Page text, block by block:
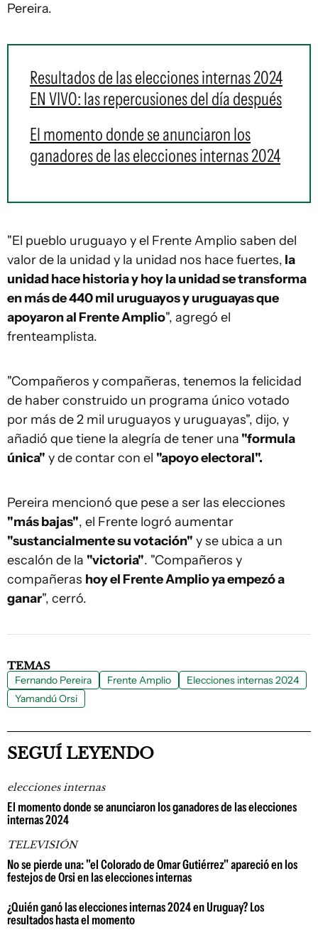
Pereira.
Resultados de las elecciones internas 2024
EN VIVO: las repercusiones del día después
El momento donde se anunciaron los
ganadores de las elecciones internas 2024
"El pueblo uruguayo y el Frente Amplio saben del
valor de la unidad y la unidad nos hace fuertes, la
unidad hace historia y hoy la unidad se transforma
en más de 440 mil uruguayos y uruguayas que
apoyaron al Frente Amplio", agregó el
frenteamplista.
"Compañeros y compañeras, tenemos la felicidad
de haber construido un programa único votado
por más de 2 mil uruguayos y uruguayas", dijo, y
añadió que tiene la alegría de tener una "formula
única" y de contar con el "apoyo electoral".
Pereira mencionó que pese a ser las elecciones
"más bajas", el Frente logró aumentar
"sustancialmente su votación" y se ubica a un
escalón de la "victoria". "Compañeros y
compañeras hoy el Frente Amplio ya empezó a
ganar", cerró.
TEMAS
Fernando Pereira Frente Amplio
Elecciones internas 2024
Yamandú Orsi
SEGUÍ LEYENDO
elecciones internas
El momento donde se anunciaron los ganadores de las elecciones
internas 2024
TELEVISIÓN
No se pierde una: "el Colorado de Omar Gutiérrez" apareció en los
festejos de Orsi en las elecciones internas
¿Quién ganó las elecciones internas 2024 en Uruguay? Los
resultados hasta el momento